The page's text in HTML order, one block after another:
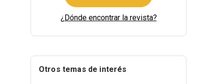
¿Dónde encontrar la revista?
Otros temas de interés